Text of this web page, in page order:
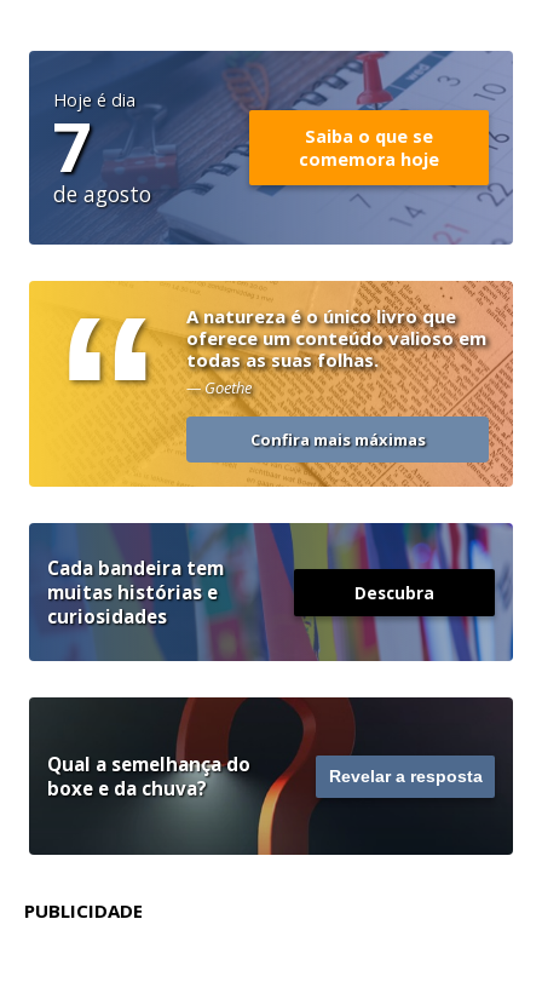
Hoje é dia
7
de agosto
Saiba o que se
comemora hoje
“
A natureza é o único livro que
oferece um conteúdo valioso em
todas as suas folhas.
— Goethe
Confira mais máximas
Cada bandeira tem
muitas histórias e
curiosidades
Descubra
Qual a semelhança do
boxe e da chuva?
Revelar a resposta
PUBLICIDADE